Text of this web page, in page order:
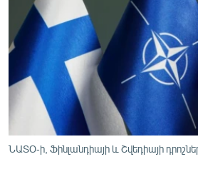
ՄՇԱԿՈՒՅԹ
ՍՊՈՐՏ
ՄԵԿՆԱԲԱՆՈՒԹՅՈՒՆ
ՏՏ ԵՒ ԻՆՏԵՐՆԵՏ
ԿՈՐՈՆԱՎԻՐՈՒՍ
ԱՐԽԻՎ
ՆԱՏՕ-ի, Ֆինլանդիայի և Շվեդիայի